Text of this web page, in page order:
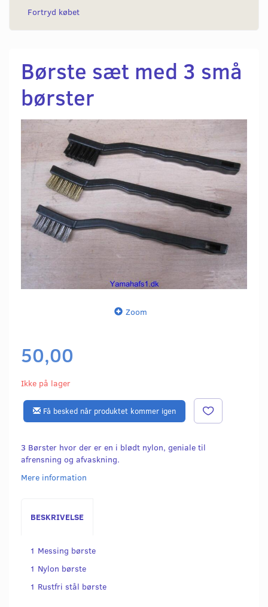
Fortryd købet
Børste sæt med 3 små
børster
Zoom
50,00
Ikke på lager
Få besked når produktet kommer igen
3 Børster hvor der er en i blødt nylon, geniale til
afrensning og afvaskning.
Mere information
BESKRIVELSE
1 Messing børste
1 Nylon børste
1 Rustfri stål børste